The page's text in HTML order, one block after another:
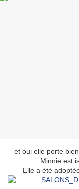
et oui elle porte
Minnie est
Elle a été